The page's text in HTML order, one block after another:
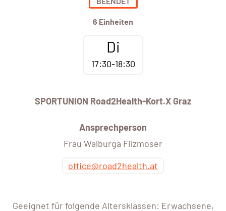
6 Einheiten
Di
17:30-18:30
SPORTUNION Road2Health-Kort.X Graz
Ansprechperson
Frau Walburga Filzmoser
office@road2health.at
Geeignet für folgende Altersklassen: Erwachsene,